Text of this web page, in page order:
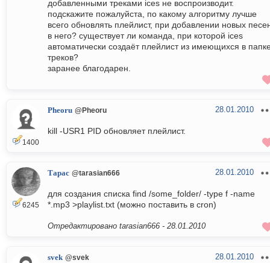
добавленными треками ices не воспроизводит.
подскажите пожалуйста, по какому алгоритму лучше
всего обновлять плейлист, при добавлении новых
в него? существует ли команда, при которой ices
автоматически создаёт плейлист из имеющихся в
треков?
заранее благодарен.
1400
Pheoru @Pheoru 28.01.2010
kill -USR1 PID обновляет плейлист.
6245
Тарас @tarasian666 28.01.2010
для создания списка find /some_folder/ -type f -name
*.mp3 >playlist.txt (можно поставить в cron)
Отредактировано tarasian666 - 28.01.2010
svek @svek 28.01.2010